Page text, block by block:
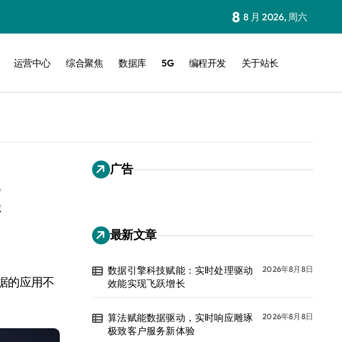
8 8 月 2026, 周六
运营中心 综合聚焦 数据库 5G 编程开发 关于站长
广告
最新文章
数据引擎科技赋能：实时处理驱动
效能实现飞跃增长
2026年8月8日
算法赋能数据驱动，实时响应雕琢
极致客户服务新体验
2026年8月8日